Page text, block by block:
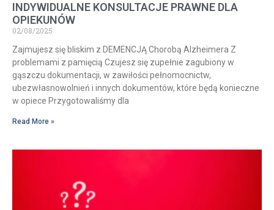
INDYWIDUALNE KONSULTACJE PRAWNE DLA
OPIEKUNÓW
02/08/2025
Zajmujesz się bliskim z DEMENCJĄ Chorobą Alzheimera Z
problemami z pamięcią Czujesz się zupełnie zagubiony w
gąszczu dokumentacji, w zawiłości pełnomocnictw,
ubezwłasnowolnień i innych dokumentów, które będą konieczne
w opiece Przygotowaliśmy dla
Read More »